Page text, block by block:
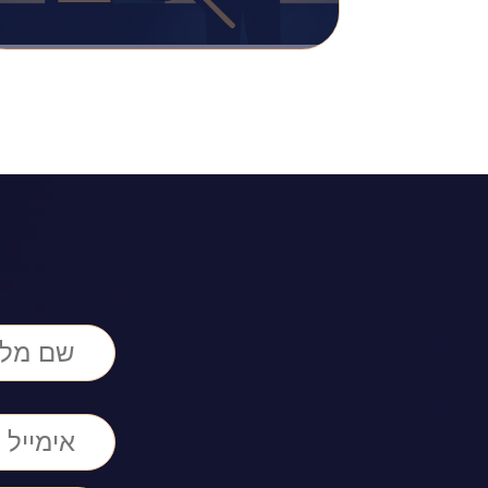
השבחה או חיוב שמבוסס
על הערכת שווי נכס, ואתם